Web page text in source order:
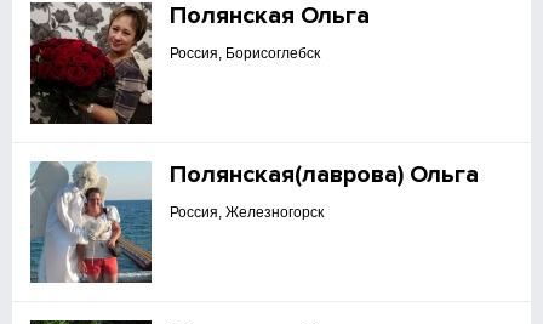
Полянская Ольга
Россия, Борисоглебск
Полянская(лаврова) Ольга
Россия, Железногорск